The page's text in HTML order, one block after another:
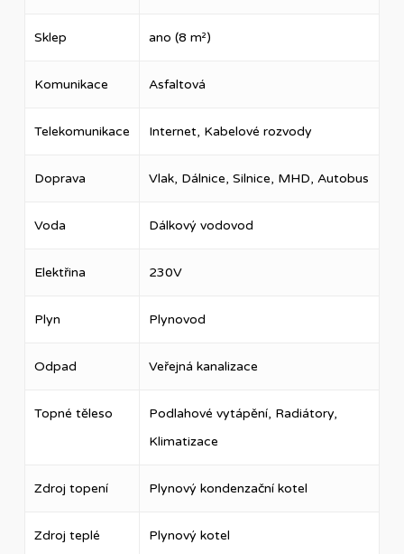
Sklep ano (8 m²)
Komunikace Asfaltová
Telekomunikace Internet, Kabelové rozvody
Doprava Vlak, Dálnice, Silnice, MHD, Autobus
Voda Dálkový vodovod
Elektřina 230V
Plyn Plynovod
Odpad Veřejná kanalizace
Topné těleso
Podlahové vytápění, Radiátory,
Klimatizace
Zdroj topení Plynový kondenzační kotel
Zdroj teplé Plynový kotel